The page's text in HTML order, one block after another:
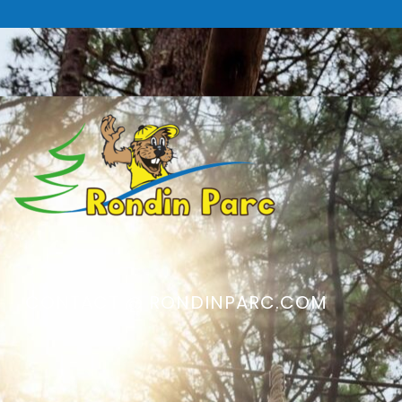
CONTACT @ RONDINPARC.COM